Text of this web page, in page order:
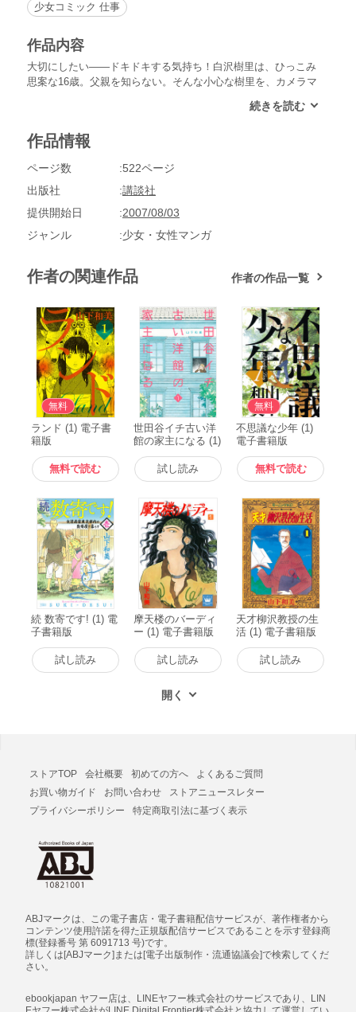
少女コミック 仕事
作品内容
大切にしたい――ドキドキする気持ち！白沢樹里は、ひっこみ
思案な16歳。父親を知らない。そんな小心な樹里を、カメラマ
ープ、D・E・K（デッドエンドキッズ）のプロモーション・ビ
ることを決意した樹里。だが、彼女の母は、D・E・Kの名を聞
モーション・ビデオが、樹里、彰平、D・E・Kのボーカルであ
るスティーヴの運命までも変える！
作品情報
ページ数
522ページ
出版社
講談社
提供開始日
2007/08/03
ジャンル
少女・女性マンガ
作者の関連作品 作者の作品一覧
無料
ランド (1) 電子書
籍版
無料で読む
世田谷イチ古い洋
館の家主になる (1)
電子書籍版
試し読み
無料
不思議な少年 (1)
電子書籍版
無料で読む
続 数寄です! (1) 電
子書籍版
試し読み
摩天楼のバーディ
ー (1) 電子書籍版
試し読み
天才柳沢教授の生
活 (1) 電子書籍版
試し読み
ストアTOP 会社概要 初めての方へ
よくあるご質問
お買い物ガイド
お問い合わせ
ストアニュースレター
プライバシーポリシー
特定商取引法に基づく表示
ABJマークは、この電子書店・電子書籍配信サービスが、著作権者から
コンテンツ使用許諾を得た正規版配信サービスであることを示す登録商
標(登録番号 第 6091713 号)です。
詳しくは[ABJマーク]または[電子出版制作・流通協議会]で検索してくだ
さい。
ebookjapan ヤフー店は、LINEヤフー株式会社のサービスであり、LIN